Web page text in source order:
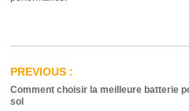
Comment choisir la meilleure batterie
sol